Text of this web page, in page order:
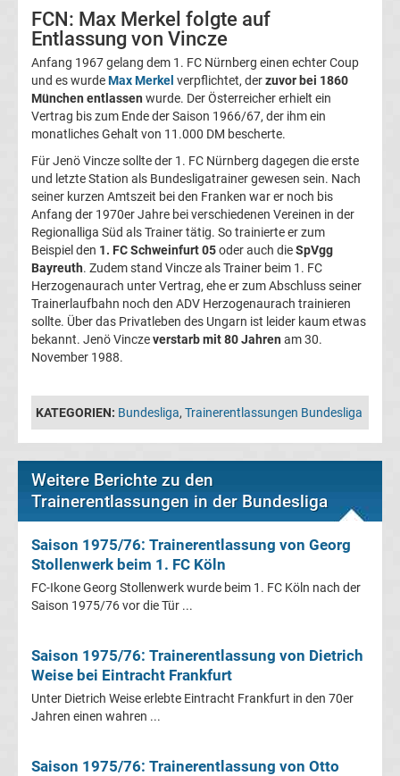
Fußball
EM
Frauenfußball
Amateurfußball
Transfergerüchte
Transferticker
-
Meldungen
Transfermarkt
Trainerentlassungen
Porträts
Fußball
Bundesliga
FCN: Max Merkel folgte auf
Entlassung von Vincze
Anfang 1967 gelang dem 1. FC Nürnberg einen echter Coup
und es wurdeMax Merkel verpflichtet, derzuvor bei 1860
München entlassen wurde. Der Österreicher erhielt ein
Vertrag bis zum Ende der Saison 1966/67, der ihm ein
monatliches Gehalt von 11.000 DM bescherte.
Für Jenö Vincze sollte der 1. FC Nürnberg dagegen die erste
und letzte Station als Bundesligatrainer gewesen sein. Nach
seiner kurzen Amtszeit bei den Franken war er noch bis
Anfang der 1970er Jahre bei verschiedenen Vereinen in der
Regionalliga Süd als Trainer tätig. So trainierte er zum
Beispiel den 1. FC Schweinfurt 05oder auch dieSpVgg
Bayreuth. Zudem stand Vincze als Trainer beim 1. FC
Herzogenaurach unter Vertrag, ehe er zum Abschluss seiner
Trainerlaufbahn noch den ADV Herzogenaurach trainieren
sollte. Über das Privatleben des Ungarn ist leider kaum etwas
bekannt. Jenö Vinczeverstarb mit 80 Jahren am 30.
November 1988.
KATEGORIEN: Bundesliga, Trainerentlassungen Bundesliga
Weitere Berichte zu den
Trainerentlassungen in der Bundesliga
Saison 1975/76: Trainerentlassung von Georg
Stollenwerk beim 1. FC Köln
FC-Ikone Georg Stollenwerk wurde beim 1. FC Köln nach der
Saison 1975/76 vor die Tür ...
Saison 1975/76: Trainerentlassung von Dietrich
Weise bei Eintracht Frankfurt
Unter Dietrich Weise erlebte Eintracht Frankfurt in den 70er
Jahren einen wahren ...
Saison 1975/76: Trainerentlassung von Otto